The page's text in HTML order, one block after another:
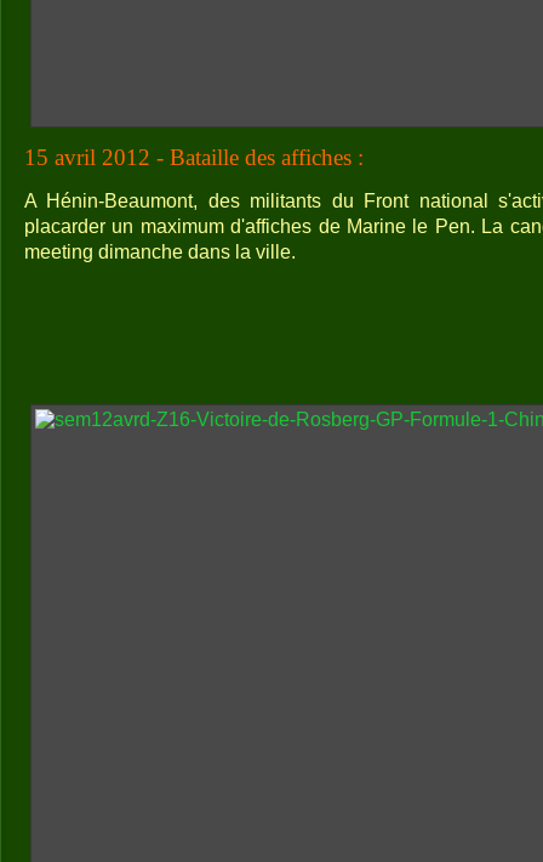
15 avril 2012 - Bataille des affiches :
A Hénin-Beaumont, des militants du Front national
placarder un maximum d'affiches de Marine le Pen. La
meeting dimanche dans la ville.